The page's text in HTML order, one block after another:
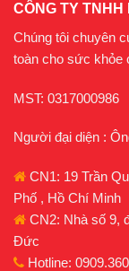
CÔNG TY TNHH
Chúng tôi chuyên
toàn cho sức khỏe
MST: 0317000986
Người đại diện :
CN1: 19 Trần
Phố , Hồ Chí Minh
CN2: Nhà số 9,
Đức
Hotline: